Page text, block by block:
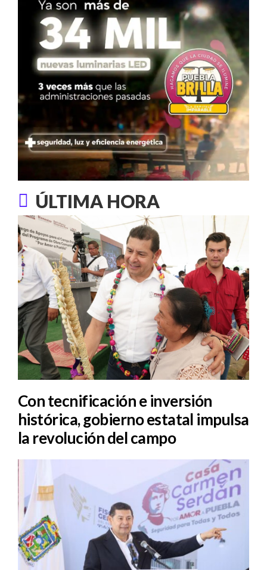
ÚLTIMA HORA
Con tecnificación e inversión
histórica, gobierno estatal impulsa
la revolución del campo